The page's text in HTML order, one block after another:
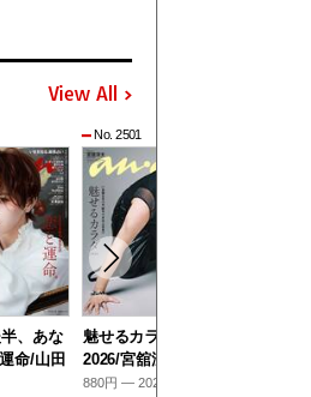
View All
、あな
命/山田
No. 2501
魅せるカラダ
2026/宮舘涼太
880円 — 2026.06.24